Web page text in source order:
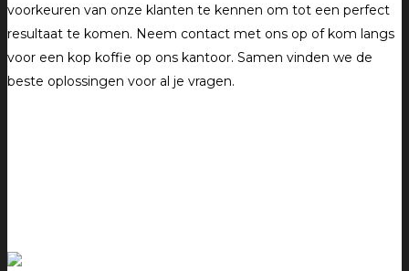
voorkeuren van onze klanten te kennen om tot een perfect
resultaat te komen. Neem contact met ons op of kom langs
voor een kop koffie op ons kantoor. Samen vinden we de
beste oplossingen voor al je vragen.